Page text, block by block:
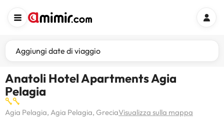
Aggiungi date di viaggio
Anatoli Hotel Apartments Agia
Pelagia
Agia Pelagia, Agia Pelagia, GreciaVisualizza sulla mappa